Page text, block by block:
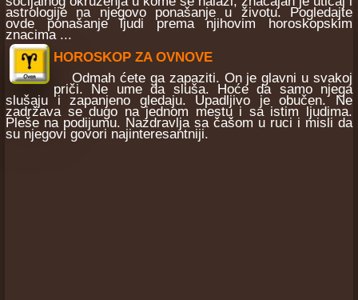
astrologije na njegovo ponašanje u životu. Pogledajte
ovde ponašanje ljudi prema njihovim horoskopskim
znacima ...
HOROSKOP ZA OVNOVE
Odmah ćete ga zapaziti. On je glavni u svakoj
priči. Ne ume da sluša. Hoće da samo njega
slušaju i zapanjeno gledaju. Upadljivo je obučen. Ne
zadržava se dugo na jednom mestu i sa istim ljudima.
Pleše na podijumu. Nazdravlja sa čašom u ruci i misli da
su njegovi govori najinteresantniji.